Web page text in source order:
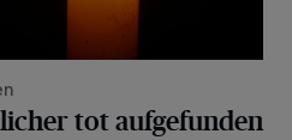
tot aufgefunden